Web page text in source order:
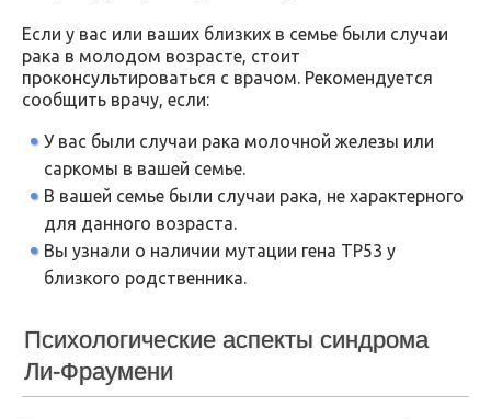
Если у вас или ваших близких в семье были случаи
рака в молодом возрасте, стоит
проконсультироваться с врачом. Рекомендуется
сообщить врачу, если:
У вас были случаи рака молочной железы или
саркомы в вашей семье.
В вашей семье были случаи рака, не характерного
для данного возраста.
Вы узнали о наличии мутации гена TP53 у
близкого родственника.
Психологические аспекты синдрома
Ли-Фраумени